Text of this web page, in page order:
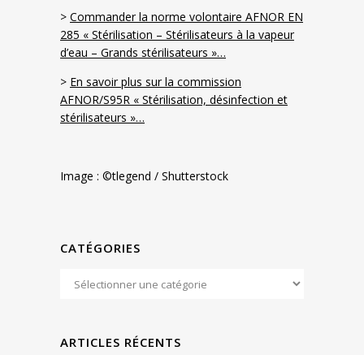
> Commander la norme volontaire AFNOR EN
285 « Stérilisation – Stérilisateurs à la vapeur
d’eau – Grands stérilisateurs »…
> En savoir plus sur la commission
AFNOR/S95R « Stérilisation, désinfection et
stérilisateurs »…
Image : ©tlegend / Shutterstock
CATÉGORIES
ARTICLES RÉCENTS